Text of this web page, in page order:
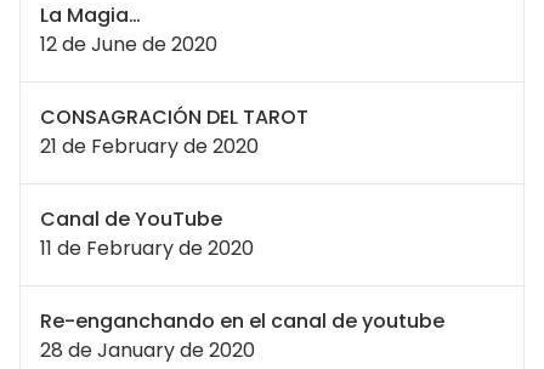
La Magia…
12 de June de 2020
CONSAGRACIÓN DEL TAROT
21 de February de 2020
Canal de YouTube
11 de February de 2020
Re-enganchando en el canal de youtube
28 de January de 2020